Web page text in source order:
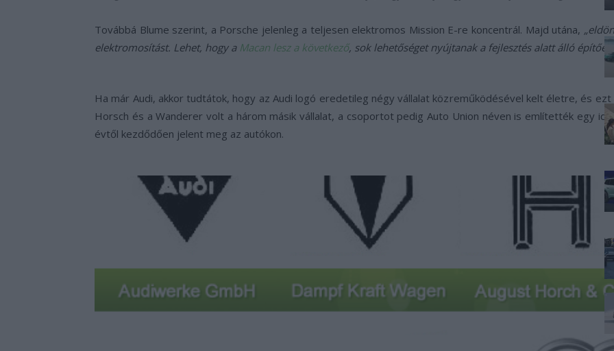
Továbbá Blume szerint, a Porsche jelenleg a teljesen elektromos Mission E-re koncentrál. Majd utána,
elektromosítást. Lehet, hogy a Macan lesz a következő, sok lehetőséget nyújtanak a fejlesztés alatt álló
Ha már Audi, akkor tudtátok, hogy az Audi logó eredetileg négy vállalat közreműködésével kelt életre, és ezt
Horsch és a Wanderer volt a három másik vállalat, a csoportot pedig Auto Union néven is említették egy
évtől kezdődően jelent meg az autókon.